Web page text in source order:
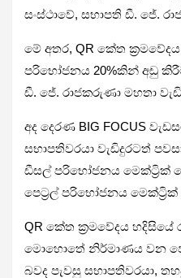
සංස්ථාවේ, සභාපති ඩී. ජේ.
මේ අතර, QR කේත
පරිභෝජනය 20%කින් අඩු
ඩී. ජේ. රාජකරුණා මහතා
අද දෙරණ BIG FOCUS
සභාපතිවරයා වැඩිදුරටත්
ඩීසල් පරිභෝජනය මෙක්ට්‍රික්
පෙට්‍රල් පරිභෝජනය
QR කේත ක්‍රමවේදය
මොහොතේ නිර්මාණය වන
බවද පැවසු සභාපතිවරයා,